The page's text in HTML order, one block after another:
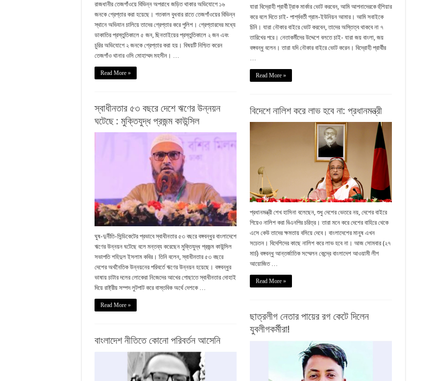
যারা বিদ্রোহী প্রার্থী ট্রাক মার্কার ভোট করবেন, আমি আপনাদেরকে হুঁশিয়ার
করে বলে দিতে চাই- পার্শ্ববর্তী গ্রাম-ইউনিয়ন আমার। আমি সবাইকে
চিনি। যারা নৌকার বাইরে ভোট করবেন, তাদের অস্তিত্ব থাকবে না ৭
তারিখের পরে। নেতাকর্মীদের উদ্দেশে বলতে চাই- যারা জয় বাংলা, জয়
বঙ্গবন্ধু বলেন। তারা যদি নৌকার বাইরে ভোট করেন। বিদ্রোহী প্রার্থীর
…
Read More »
রাজধানীর তেজগাঁওয়ে বিভিন্ন অপরাধে জড়িত থাকার অভিযোগে ১৬
জনকে গ্রেপ্তার করা হয়েছে। গতকাল বুধবার রাতে তেজগাঁওয়ের বিভিন্ন
স্থানে অভিযান চালিয়ে তাদের গ্রেপ্তার করে পুলিশ। গ্রেপ্তারদের মধ্যে
ডাকাতির প্রস্তুতিকালে ৫ জন, ছিনতাইয়ের প্রস্তুতিকালে ২ জন এবং
চুরির অভিযোগে ২ জনকে গ্রেপ্তার করা হয়। বিষয়টি নিশ্চিত করেন
তেজগাঁও থানার ওসি মোহাম্মদ মহসীন। …
Read More »
স্বাধীনতার ৫৩ বছরে দেশে ঋণের উন্নয়ন
ঘটেছে : মুক্তিযুদ্ধ প্রজন্ম কাউন্সিল
ঘুষ-দুর্নীতি-সিন্ডিকেটের প্রভাবে স্বাধীনতার ৫৩ বছরে বঙ্গবন্ধুর বাংলাদেশে
ঋণের উন্নয়ন ঘটেছে বলে মন্তব্য করেছেন মুক্তিযুদ্ধ প্রজন্ম কাউন্সিল
সভাপতি শহিদুল ইসলাম কবির। তিনি বলেন, স্বাধীনতার ৫৩ বছরে
দেশের অর্থনৈতিক উন্নয়নের পরিবর্তে ঋণের উন্নয়ন হয়েছে। বঙ্গবন্ধুর
ভাষায় চাটার দলের লোকেরা নিজেদের আখের গোছাতে স্বাধীনতার দোহাই
দিয়ে রাষ্ট্রীয় সম্পদ লুটপাট করে বাস্তবিক অর্থে দেশকে …
Read More »
বিদেশে নালিশ করে লাভ হবে না: প্রধানমন্ত্রী
প্রধানমন্ত্রী শেখ হাসিনা বলেছেন, শুধু দেশের ভেতরে নয়, দেশের বাইরে
গিয়েও নালিশ করা বিএনপির চরিত্র। তারা মনে করে দেশের বাহিরে থেকে
এসে কেউ তাদের ক্ষমতায় বসিয়ে দেবে। বাংলাদেশের মানুষ এখন
সচেতন। বিদেশিদের কাছে নালিশ করে লাভ হবে না। আজ সোমবার (২৭
মার্চ) বঙ্গবন্ধু আন্তর্জাতিক সম্মেলন কেন্দ্রে বাংলাদেশ আওয়ামী লীগ
আয়োজিত …
Read More »
ছাত্রলীগ নেতার পায়ের রগ কেটে দিলেন
যুবলীগকর্মীরা!
বাংলাদেশ নীতিতে কোনো পরিবর্তন আসেনি